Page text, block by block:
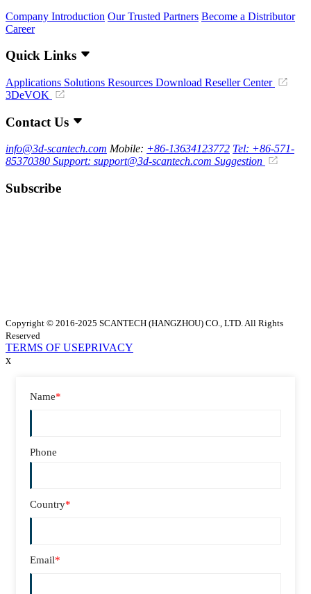
Company Introduction Our Trusted Partners Become a Distributor
Career
Quick Links
Applications Solutions Resources Download Reseller Center
3DeVOK
Contact Us
info@3d-scantech.com Mobile: +86-13634123772 Tel: +86-571-
85370380 Support: support@3d-scantech.com Suggestion
Subscribe
Copyright © 2016-2025 SCANTECH (HANGZHOU) CO., LTD. All Rights
Reserved
TERMS OF USEPRIVACY
x
Name*
Phone
Country*
Email*